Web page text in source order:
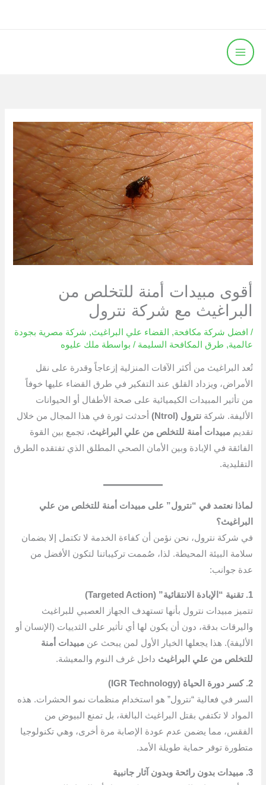
المحتوى
أقوى مبيدات أمنة للتخلص من
البراغيث مع شركة نترول
/ افضل شركة مكافحة, القضاء علي البراغيث, شركة مصرية بجودة
عالمية, طرق المكافحة السليمة / بواسطة ملك عليوه
تُعد البراغيث من أكثر الآفات المنزلية إزعاجاً وقدرة على نقل
الأمراض، ويزداد القلق عند التفكير في طرق القضاء عليها خوفاً
من تأثير المبيدات الكيميائية على صحة الأطفال أو الحيوانات
الأليفة. شركةنترول (Ntrol)
أحدثت ثورة في هذا المجال من خلال
تقديممبيدات أمنة للتخلص من علي البراغيث، تجمع بين القوة
الفائقة في الإبادة وبين الأمان الصحي المطلق الذي تفتقده الطرق
التقليدية.
لماذا نعتمد في “نترول” على مبيدات أمنة للتخلص من علي
البراغيث؟
في شركة نترول، نحن نؤمن أن كفاءة الخدمة لا تكتمل إلا بضمان
سلامة البيئة المحيطة. لذا، صُممت تركيباتنا لتكون الأفضل من
عدة جوانب:
1. تقنية “الإبادة الانتقائية” (Targeted Action)
تتميز مبيدات نترول بأنها تستهدف الجهاز العصبي للبراغيث
واليرقات بدقة، دون أن يكون لها أي تأثير على الثدييات (الإنسان أو
الأليفة). هذا يجعلها الخيار الأول لمن يبحث عنمبيدات أمنة
للتخلص من علي البراغيث داخل غرف النوم والمعيشة.
2. كسر دورة الحياة (IGR Technology)
السر في فعالية “نترول” هو استخدام منظمات نمو الحشرات. هذه
المواد لا تكتفي بقتل البراغيث البالغة، بل تمنع البيوض من
الفقس، مما يضمن عدم عودة الإصابة مرة أخرى، وهي تكنولوجيا
متطورة توفر حماية طويلة الأمد.
3. مبيدات بدون رائحة وبدون آثار جانبية